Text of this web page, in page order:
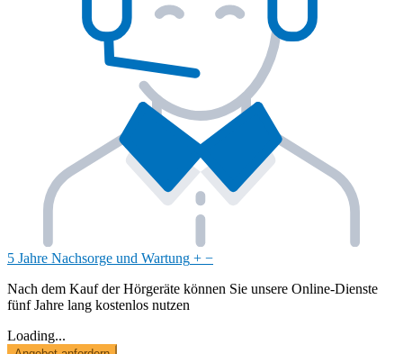
5 Jahre Nachsorge und Wartung + −
Nach dem Kauf der Hörgeräte können Sie unsere Online-Dienste
fünf Jahre lang kostenlos nutzen
Loading...